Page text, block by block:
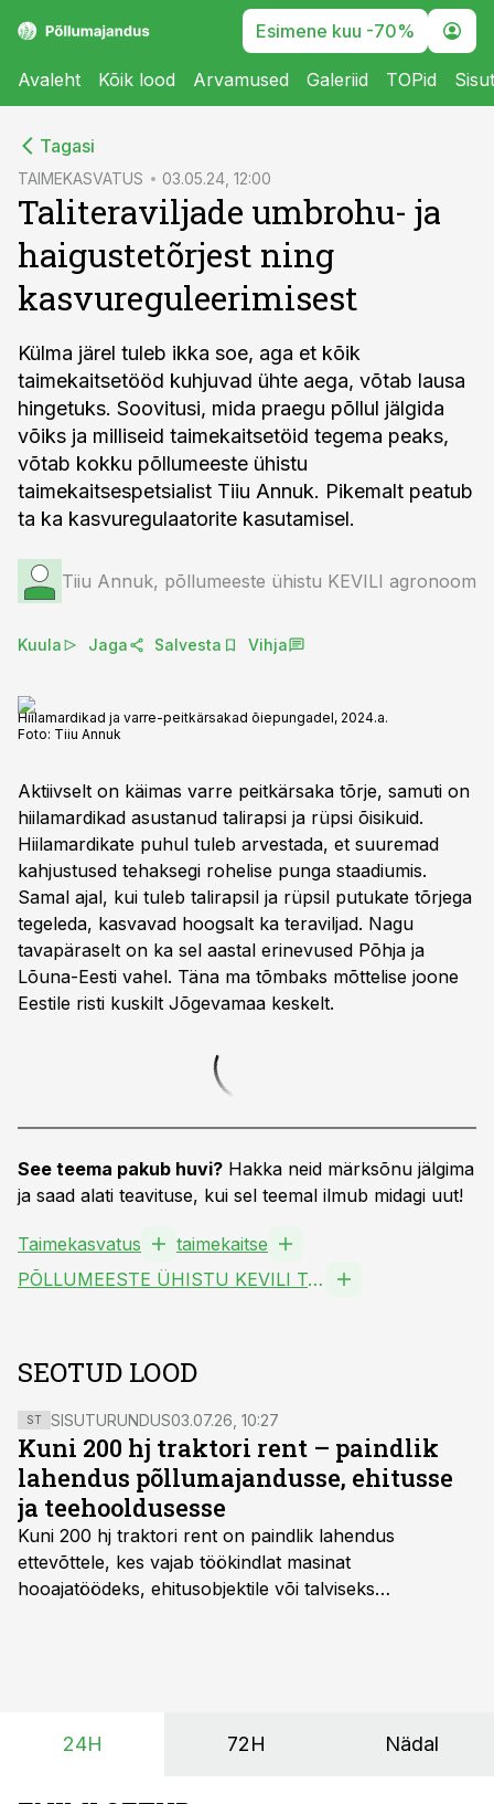
Esimene kuu -70%
Avaleht Kõik lood Arvamused Galeriid TOPid
Tagasi
TAIMEKASVATUS 03.05.24, 12:00
Taliteraviljade umbrohu- ja
haigustetõrjest ning
kasvureguleerimisest
Külma järel tuleb ikka soe, aga et kõik
taimekaitsetööd kuhjuvad ühte aega, võtab lausa
hingetuks. Soovitusi, mida praegu põllul jälgida
võiks ja milliseid taimekaitsetöid tegema peaks,
võtab kokku põllumeeste ühistu
taimekaitsespetsialist Tiiu Annuk. Pikemalt peatub
ta ka kasvuregulaatorite kasutamisel.
Tiiu Annuk, põllumeeste ühistu KEVILI agronoom
Kuula Jaga Salvesta Vihja
Hiilamardikad ja varre-peitkärsakad õiepungadel, 2024.a.
Foto: Tiiu Annuk
Aktiivselt on käimas varre peitkärsaka tõrje, samuti on
hiilamardikad asustanud talirapsi ja rüpsi õisikuid.
Hiilamardikate puhul tuleb arvestada, et suuremad
kahjustused tehaksegi rohelise punga staadiumis.
Samal ajal, kui tuleb talirapsil ja rüpsil putukate tõrjega
tegeleda, kasvavad hoogsalt ka teraviljad. Nagu
tavapäraselt on ka sel aastal erinevused Põhja ja
Lõuna-Eesti vahel. Täna ma tõmbaks mõttelise joone
Eestile risti kuskilt Jõgevamaa keskelt.
See teema pakub huvi? Hakka neid märksõnu jälgima
ja saad alati teavituse, kui sel teemal ilmub midagi uut!
Taimekasvatus
taimekaitse
PÕLLUMEESTE ÜHISTU KEVILI TuÜ
SEOTUD LOOD
ST SISUTURUNDUS03.07.26, 10:27
Kuni 200 hj traktori rent – paindlik
lahendus põllumajandusse, ehitusse
ja teehooldusesse
Kuni 200 hj traktori rent on paindlik lahendus
ettevõttele, kes vajab töökindlat masinat
hooajatöödeks, ehitusobjektile või talviseks
on suurim ning iga töötund on oluline.
24H 72H Nädal